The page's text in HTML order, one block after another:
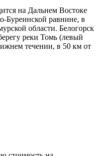
на Дальнем Востоке
Буреинской равнине, в
области. Белогорск
реки Томь (левый
течении, в 50 км от